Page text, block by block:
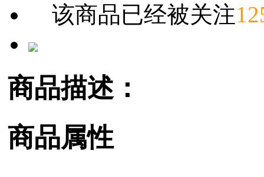
该商品已经被关注
商品描述：
商品属性